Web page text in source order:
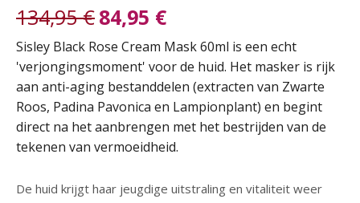
134,95€
Oorspronkelijke
prijs
was:
134,95 €.
84,95 €
Huidige
prijs
is:
84,95 €.
Sisley Black Rose Cream Mask 60ml is een echt
'verjongingsmoment' voor de huid. Het masker is rijk
aan anti-aging bestanddelen (extracten van Zwarte
Roos, Padina Pavonica en Lampionplant) en begint
direct na het aanbrengen met het bestrijden van de
tekenen van vermoeidheid.
De huid krijgt haar jeugdige uitstraling en vitaliteit weer